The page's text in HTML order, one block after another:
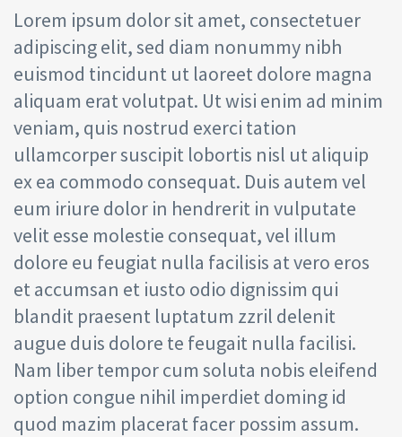
Lorem ipsum dolor sit amet, consectetuer
adipiscing elit, sed diam nonummy nibh
euismod tincidunt ut laoreet dolore magna
aliquam erat volutpat. Ut wisi enim ad minim
veniam, quis nostrud exerci tation
ullamcorper suscipit lobortis nisl ut aliquip
ex ea commodo consequat. Duis autem vel
eum iriure dolor in hendrerit in vulputate
velit esse molestie consequat, vel illum
dolore eu feugiat nulla facilisis at vero eros
et accumsan et iusto odio dignissim qui
blandit praesent luptatum zzril delenit
augue duis dolore te feugait nulla facilisi.
Nam liber tempor cum soluta nobis eleifend
option congue nihil imperdiet doming id
quod mazim placerat facer possim assum.